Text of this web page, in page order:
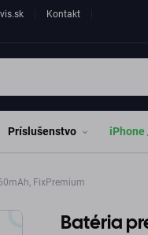
Kontakt
Príslušenstvo iPhone
FixPremium
Batéria